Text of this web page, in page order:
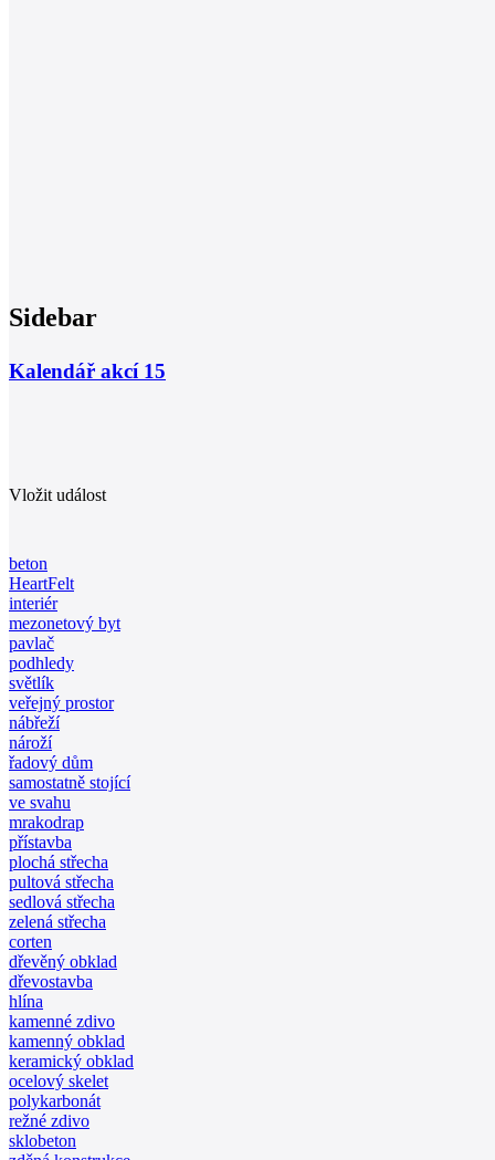
Sidebar
Kalendář akcí 15
Vložit událost
beton
HeartFelt
interiér
mezonetový byt
pavlač
podhledy
světlík
veřejný prostor
nábřeží
nároží
řadový dům
samostatně stojící
ve svahu
mrakodrap
přístavba
plochá střecha
pultová střecha
sedlová střecha
zelená střecha
corten
dřevěný obklad
dřevostavba
hlína
kamenné zdivo
kamenný obklad
keramický obklad
ocelový skelet
polykarbonát
režné zdivo
sklobeton